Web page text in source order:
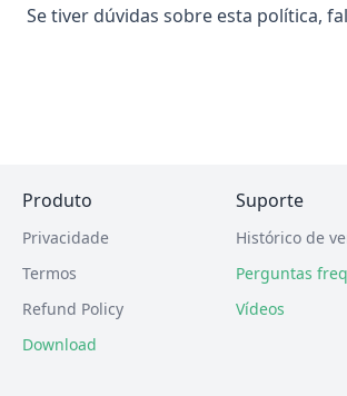
Se tiver dúvidas sobre esta política,
Produto
Privacidade
Termos
Refund Policy
Download
Suporte
Histórico de
Perguntas
Vídeos